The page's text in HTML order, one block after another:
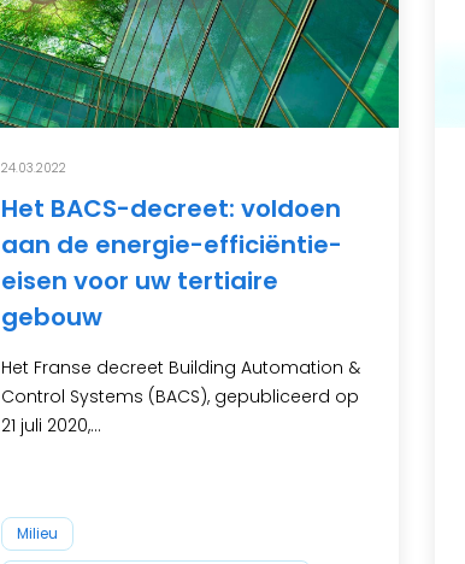
24.03.2022
Het BACS-decreet: voldoen
aan de energie-efficiëntie-
eisen voor uw tertiaire
gebouw
Het Franse decreet Building Automation &
Control Systems (BACS), gepubliceerd op
21 juli 2020,...
Milieu